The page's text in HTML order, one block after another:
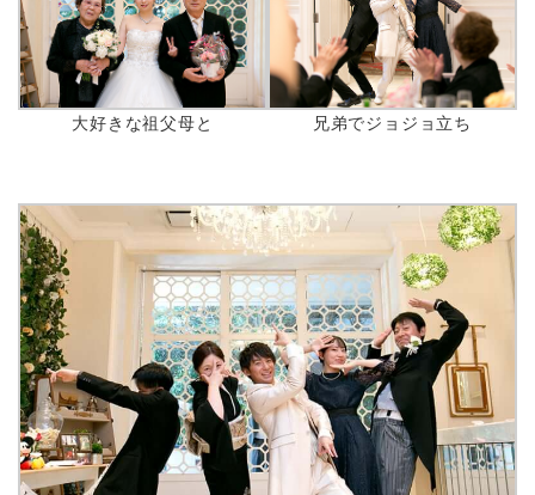
大好きな祖父母と 兄弟でジョジョ立ち